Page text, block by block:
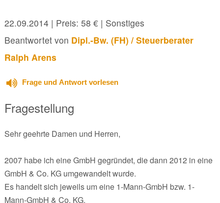
22.09.2014| Preis: 58 € | Sonstiges
Beantwortet von Dipl.-Bw. (FH) / Steuerberater
Ralph Arens
Frage und Antwort vorlesen
Fragestellung
Sehr geehrte Damen und Herren,
2007 habe ich eine GmbH gegründet, die dann 2012 in eine
GmbH & Co. KG umgewandelt wurde.
Es handelt sich jeweils um eine 1-Mann-GmbH bzw. 1-
Mann-GmbH & Co. KG.